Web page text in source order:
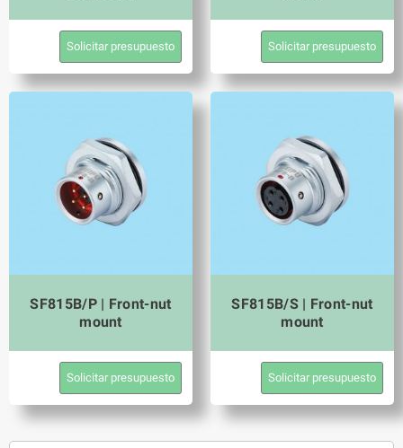
Solicitar presupuesto Solicitar presupuesto
SF815B/P | Front-nut
mount
Solicitar presupuesto
SF815B/S | Front-nut
mount
Solicitar presupuesto